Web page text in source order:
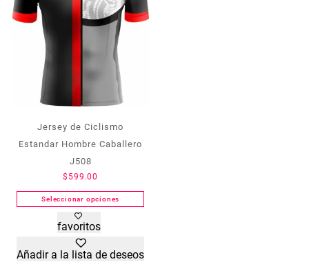
en
la
de
producto
Jersey de Ciclismo
Estandar Hombre Caballero
J508
$ 599.00
Seleccionar opciones
Este
producto
tiene
múltiples
favoritos
Añadir a la lista de deseos